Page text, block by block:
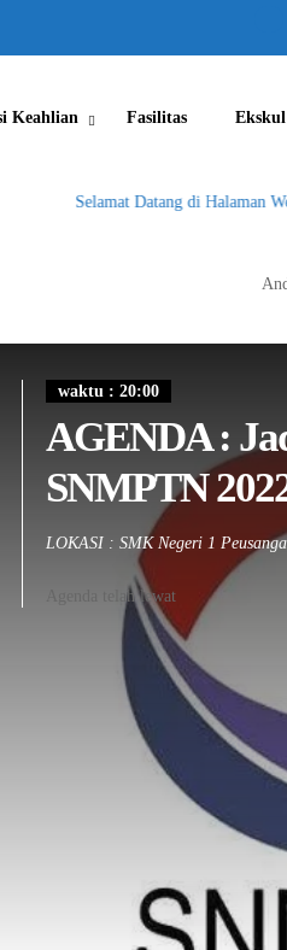
Keahlian Fasilitas Ekskul
Selamat Datang di Halaman
waktu : 20:00
AGENDA :
SNMPTN
LOKASI : SMK Negeri 1
Agenda telah lewat